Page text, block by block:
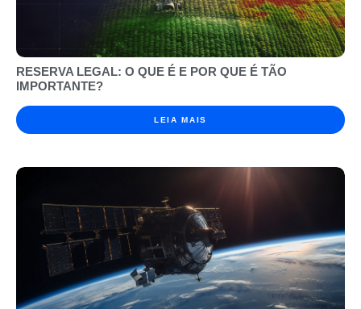
RESERVA LEGAL: O QUE É E POR QUE É TÃO
IMPORTANTE?
LEIA MAIS